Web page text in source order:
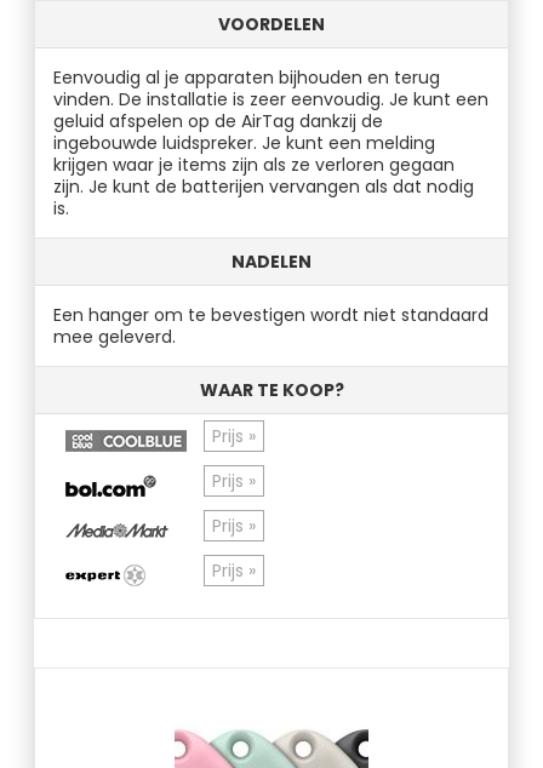
VOORDELEN
Eenvoudig al je apparaten bijhouden en terug
vinden. De installatie is zeer eenvoudig. Je kunt een
geluid afspelen op de AirTag dankzij de
ingebouwde luidspreker. Je kunt een melding
krijgen waar je items zijn als ze verloren gegaan
zijn. Je kunt de batterijen vervangen als dat nodig
is.
NADELEN
Een hanger om te bevestigen wordt niet standaard
mee geleverd.
WAAR TE KOOP?
Prijs »
Prijs »
Prijs »
Prijs »